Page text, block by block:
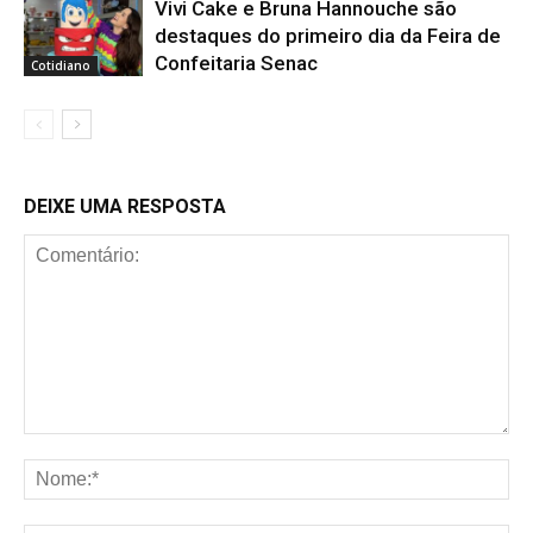
Cotidiano
Vivi Cake e Bruna Hannouche são
destaques do primeiro dia da Feira de
Confeitaria Senac
DEIXE UMA RESPOSTA